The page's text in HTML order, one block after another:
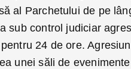
al Parchetului de pe
sub control judiciar
24 de ore.
unei săli de